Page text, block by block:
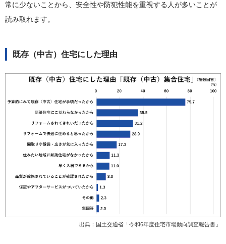
常に少ないことから、安全性や防犯性能を重視する人が多いことが
読み取れます。
既存（中古）住宅にした理由
出典：国土交通省「 令和6年度住宅市場動向調査報告書 」